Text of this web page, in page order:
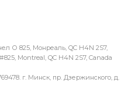
О 825, Монреаль, QC H4N 2S7,
Montreal, QC H4N 2S7, Canada
г. Минск, пр. Дзержинского, д.